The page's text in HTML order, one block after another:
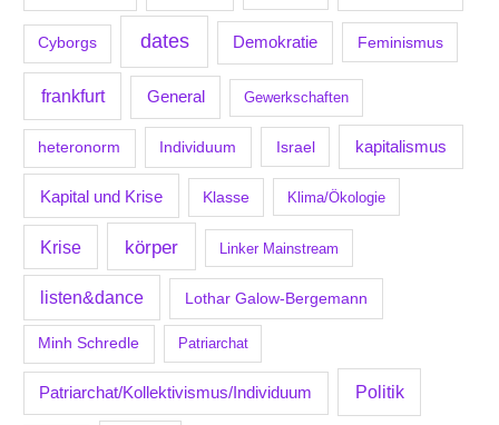
Cyborgs dates Demokratie Feminismus
frankfurt General Gewerkschaften
heteronorm Individuum Israel kapitalismus
Kapital und Krise Klasse Klima/Ökologie
Krise körper Linker Mainstream
listen&dance Lothar Galow-Bergemann
Minh Schredle Patriarchat
Patriarchat/Kollektivismus/Individuum Politik